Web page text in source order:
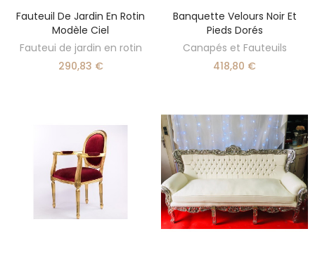
AJOUTER AU PANIER
Fauteuil De Jardin En Rotin
Modèle Ciel
Fauteui de jardin en rotin
290,83 €
AJOUTER AU PANIER
Banquette Velours Noir Et
Pieds Dorés
Canapés et Fauteuils
418,80 €